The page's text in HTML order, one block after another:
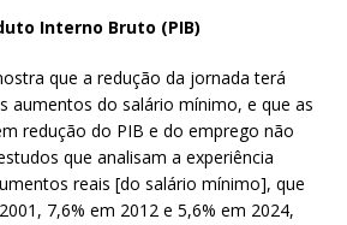
Interno Bruto (PIB)
que a redução da jornada terá
aumentos do salário mínimo, e que as
redução do PIB e do emprego não
que analisam a experiência
reais [do salário mínimo], que
7,6% em 2012 e 5,6% em 2024,